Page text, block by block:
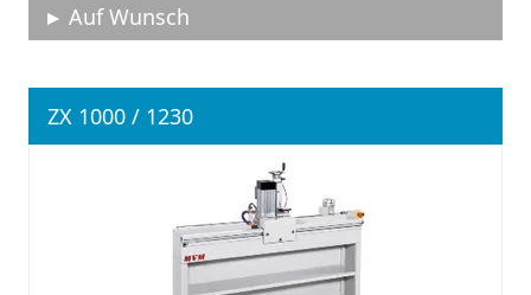
Auf Wunsch
ZX 1000 / 1230